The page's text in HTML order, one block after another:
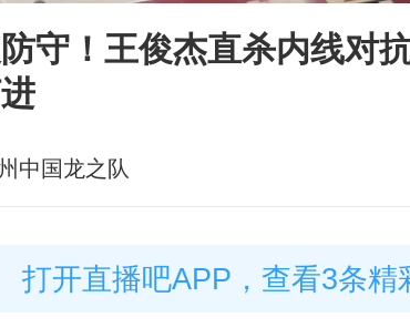
守！王俊杰直杀内线对
中国龙之队
打开直播吧APP，查看3条精